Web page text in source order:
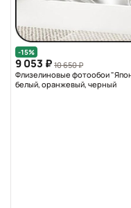
-15%
9 053 ₽ 10 650 ₽
Флизелиновые фотообои
белый, оранжевый, черный